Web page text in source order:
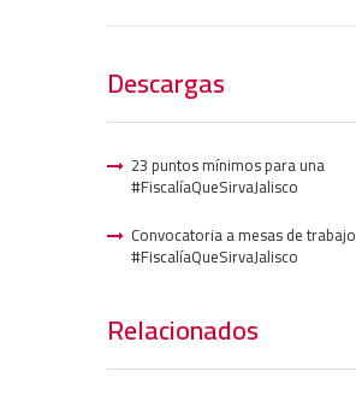
Descargas
23 puntos mínimos para una
#FiscalíaQueSirvaJalisco
Convocatoria a mesas de trabajo
#FiscalíaQueSirvaJalisco
Relacionados